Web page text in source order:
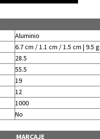
Aluminio
6.7 cm / 1.1 cm / 1.5 cm | 9.5
28.5
55.5
19
12
1000
No
MARCAJE